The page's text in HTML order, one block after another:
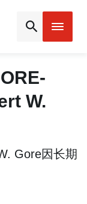
W.
Gore因长期